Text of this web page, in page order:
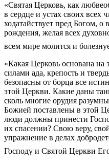
«Святая Церковь, как
в сердце и устах своих всех
ходатайствует пред Богом, о
рождения, желая всех
всем мире молится и
«Какая Церковь основана
силами ада, крепость и
безопасны от борца все
этой Церкви. Какие даны
сколь многие орудия
Божией поставлены в этой
люди должны принести
их спасении? Свою веру,
упражнение в делах
Господу и Святой Церкви